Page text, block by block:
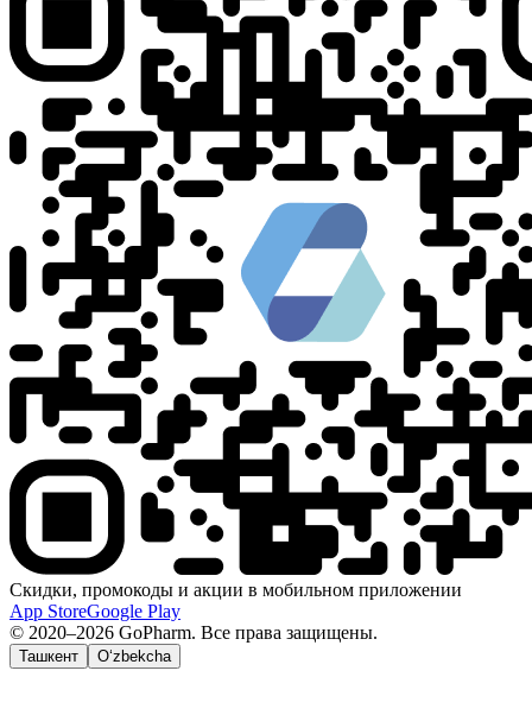
Скидки, промокоды и акции в мобильном приложении
App StoreGoogle Play
© 2020–2026 GoPharm. Все права защищены.
Ташкент O‘zbekcha